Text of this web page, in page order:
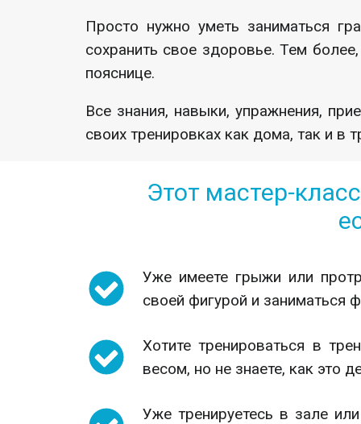
Просто нужно уметь заниматься
сохранить свое здоровье. Тем
пояснице.
Все знания, навыки, упражнения,
своих тренировках как дома, так и в
Этот мастер-
Уже имеете грыжи или
своей фигурой и заниматься
Хотите тренироваться в
весом, но не знаете, как это
Уже тренируетесь в зале